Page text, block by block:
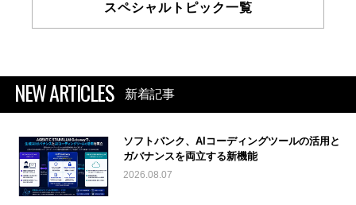
スペシャルトピック一覧
NEW ARTICLES 新着記事
ソフトバンク、AIコーディングツールの活用と
ガバナンスを両立する新機能
2026.08.07